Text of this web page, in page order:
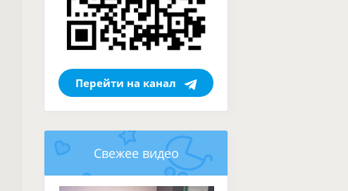
Перейти на канал
Свежее видео